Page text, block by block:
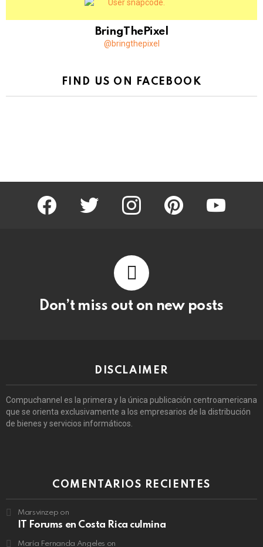
BringThePixel
@bringthepixel
FIND US ON FACEBOOK
facebook twitter instagram pinterest youtube
Don’t miss out on new posts
DISCLAIMER
Compuchannel es la primera y la única publicación centroamericana
que se orienta exclusivamente a los empresarios de la distribución
de bienes y servicios informáticos.
COMENTARIOS RECIENTES
Marsvinzep on
IT Forums en Costa Rica culmina
María Fernanda Angeles on